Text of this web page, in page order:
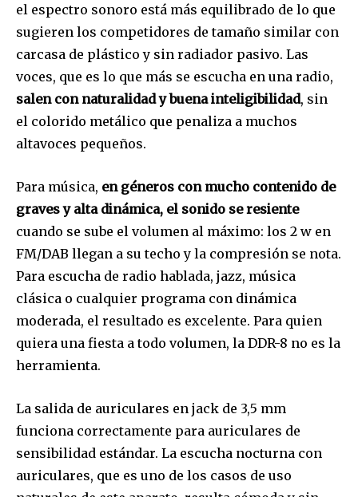
el espectro sonoro está más equilibrado de lo que
sugieren los competidores de tamaño similar con
carcasa de plástico y sin radiador pasivo. Las
voces, que es lo que más se escucha en una radio,
salen con naturalidad y buena inteligibilidad, sin
el colorido metálico que penaliza a muchos
altavoces pequeños.
Para música, en géneros con mucho contenido de
graves y alta dinámica, el sonido se resiente
cuando se sube el volumen al máximo: los 2 w en
FM/DAB llegan a su techo y la compresión se nota.
Para escucha de radio hablada, jazz, música
clásica o cualquier programa con dinámica
moderada, el resultado es excelente. Para quien
quiera una fiesta a todo volumen, la DDR-8 no es la
herramienta.
La salida de auriculares en jack de 3,5 mm
funciona correctamente para auriculares de
sensibilidad estándar. La escucha nocturna con
auriculares, que es uno de los casos de uso